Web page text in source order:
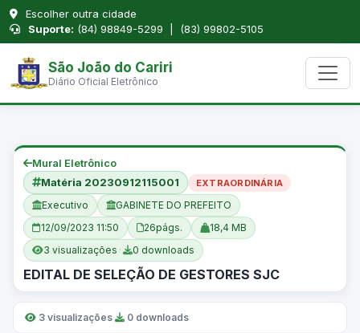
Escolher outra cidade
Suporte: (84) 98849-5299 | (83) 99802-5105
São João do Cariri
Diário Oficial Eletrônico
Mural Eletrônico
Matéria 20230912115001
EXTRAORDINÁRIA
Executivo
GABINETE DO PREFEITO
12/09/2023 11:50
26págs.
18,4 MB
3 visualizações · 0 downloads
EDITAL DE SELEÇÃO DE GESTORES SJC
3 visualizações 0 downloads